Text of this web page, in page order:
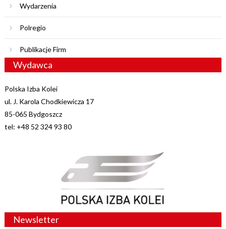
Wydarzenia
Polregio
Publikacje Firm
Wydawca
Polska Izba Kolei
ul. J. Karola Chodkiewicza 17
85-065 Bydgoszcz
tel: +48 52 324 93 80
Newsletter